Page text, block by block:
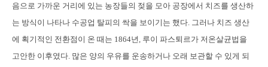
음으로 가까운 거리에 있는 농장들의 젖을 모아 공장에서 치즈를 생산하
는 방식이 나타나 수공업 탈피의 싹을 보이기는 했다. 그러나 치즈 생산
에 획기적인 전환점이 온 때는 1864년, 루이 파스퇴르가 저온살균법을
고안한 이후였다. 많은 양의 우유를 운송하거나 오래 보관할 수 있게 되